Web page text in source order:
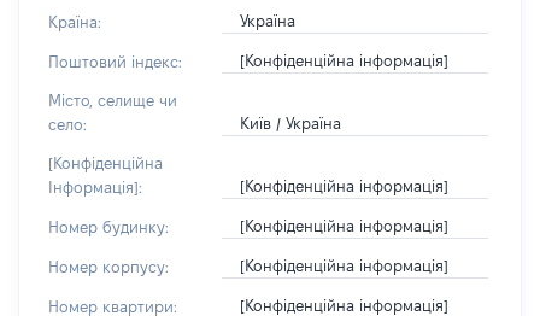
Країна: Україна
Поштовий індекс: [Конфіденційна інформація]
Місто, селище чи
село:
Київ / Україна
[Конфіденційна
Інформація]:
[Конфіденційна інформація]
Номер будинку: [Конфіденційна інформація]
Номер корпусу: [Конфіденційна інформація]
Номер квартири: [Конфіденційна інформація]